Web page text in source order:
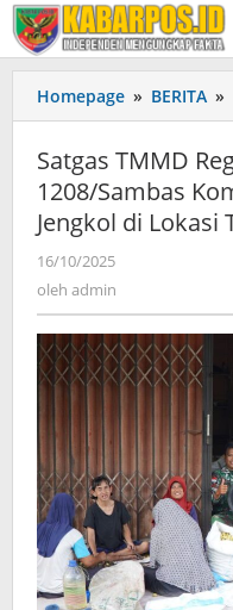
Lewati
ke
konten
Homepage » BERITA »
Satgas TMMD
1208/Sambas
Jengkol di Lokasi
16/10/2025
oleh admin